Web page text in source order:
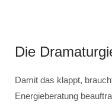
Die
Damit das klappt,
Energieberatung